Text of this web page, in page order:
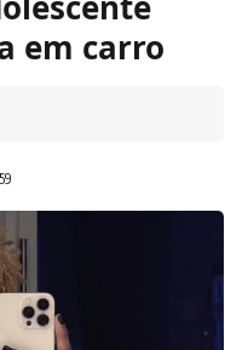
em carro